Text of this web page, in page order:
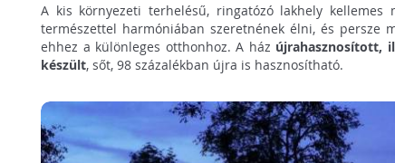
A kis környezeti terhelésű, ringatózó lakhely kellemes
természettel harmóniában szeretnének élni, és persze
ehhez a különleges otthonhoz. A ház újrahasznosított,
készült, sőt, 98 százalékban újra is hasznosítható.